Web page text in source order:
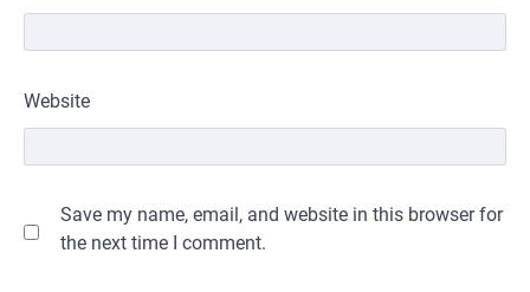
Website
Save my name, email, and website in this browser for
the next time I comment.